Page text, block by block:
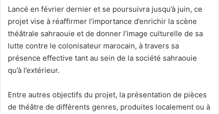
Lancé en février dernier et se poursuivra jusqu’à juin, ce
projet vise à réaffirmer l’importance d’enrichir la scène
théâtrale sahraouie et de donner l’image culturelle de sa
lutte contre le colonisateur marocain, à travers sa
présence effective tant au sein de la société sahraouie
qu’à l’extérieur.
Entre autres objectifs du projet, la présentation de pièces
de théâtre de différents genres, produites localement ou à